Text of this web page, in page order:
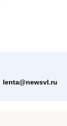
lenta@newsvl.ru